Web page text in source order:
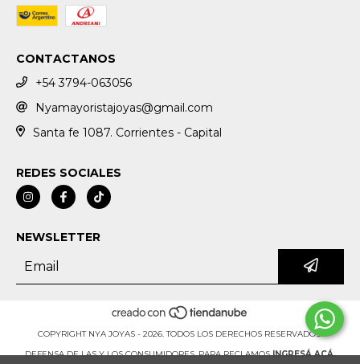
CONTACTANOS
+54 3794-063056
Nyamayoristajoyas@gmail.com
Santa fe 1087. Corrientes - Capital
REDES SOCIALES
NEWSLETTER
COPYRIGHT NYA JOYAS - 2026. TODOS LOS DERECHOS RESERVADOS.
DEFENSA DE LAS Y LOS CONSUMIDORES. PARA RECLAMOS INGRESÁ ACÁ.